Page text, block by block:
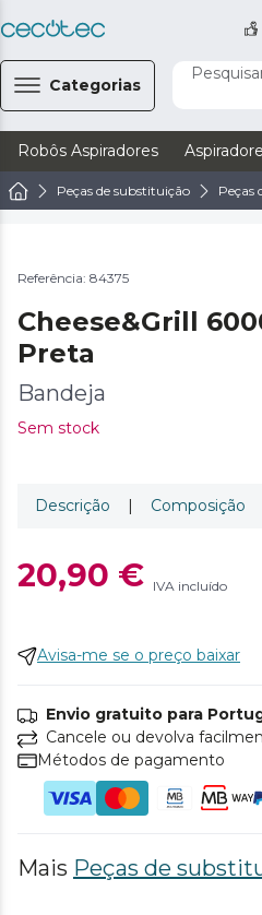
Categorias
Robôs Aspiradores
Peças de substituição Peças
Referência: 84375
Cheese&Grill
Preta
Bandeja
Sem stock
Descrição | Composição
20,90 € IVA incluído
Avisa-me se o preço baixar
Envio gratuito para
Cancele ou devolva
Métodos de pagamento
Mais Peças de